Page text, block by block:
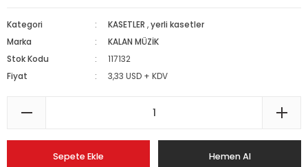
Kategori KASETLER ,yerli kasetler
Marka
KALAN MÜZİK
Stok Kodu
117132
Fiyat
3,33 USD + KDV
Sepete Ekle Hemen Al